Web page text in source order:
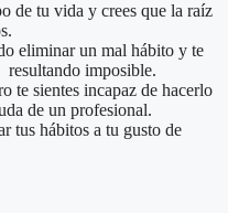
de tu vida y crees que la raíz
eliminar un mal hábito y te
resultando imposible.
te sientes incapaz de hacerlo
de un profesional.
tus hábitos a tu gusto de